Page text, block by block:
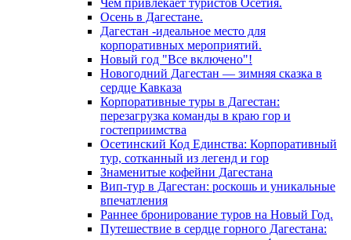
Чем привлекает туристов Осетия.
Осень в Дагестане.
Дагестан -идеальное место для
корпоративных мероприятий.
Новый год "Все включено"!
Новогодний Дагестан — зимняя сказка в
сердце Кавказа
Корпоративные туры в Дагестан:
перезагрузка команды в краю гор и
гостеприимства
Осетинский Код Единства: Корпоративный
тур, сотканный из легенд и гор
Знаменитые кофейни Дагестана
Вип-тур в Дагестан: роскошь и уникальные
впечатления
Раннее бронирование туров на Новый Год.
Путешествие в сердце горного Дагестана: